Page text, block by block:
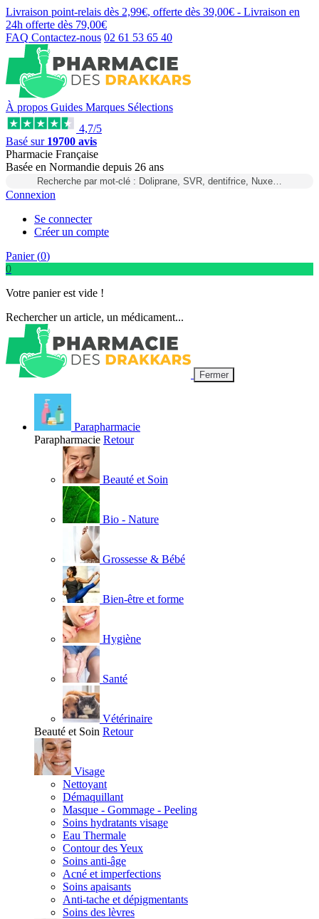
Livraison point-relais dès 2,99€, offerte dès 39,00€ - Livraison en
24h offerte dès 79,00€
FAQ Contactez-nous 02 61 53 65 40
À propos Guides Marques Sélections
4,7/5
Basé sur 19700 avis
Pharmacie Française
Basée en Normandie depuis 26 ans
Recherche par mot-clé : Doliprane, SVR, dentifrice, Nuxe…
Connexion
Se connecter
Créer un compte
Panier (0)
0
Votre panier est vide !
Rechercher un article, un médicament...
Fermer
Parapharmacie
Parapharmacie Retour
Beauté et Soin
Bio - Nature
Grossesse & Bébé
Bien-être et forme
Hygiène
Santé
Vétérinaire
Beauté et Soin Retour
Visage
Nettoyant
Démaquillant
Masque - Gommage - Peeling
Soins hydratants visage
Eau Thermale
Contour des Yeux
Soins anti-âge
Acné et imperfections
Soins apaisants
Anti-tache et dépigmentants
Soins des lèvres